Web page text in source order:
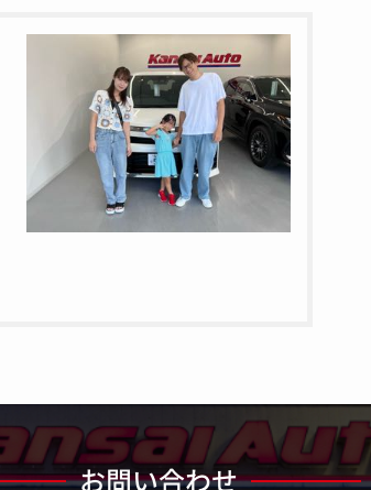
お問い合わせ